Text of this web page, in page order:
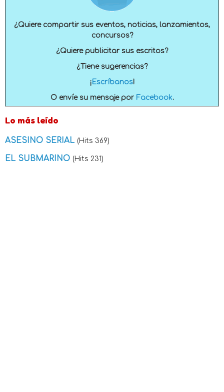
¿Quiere compartir sus eventos, noticias, lanzamientos,
concursos?
¿Quiere publicitar sus escritos?
¿Tiene sugerencias?
¡ Escríbanos!
O envíe su mensaje por Facebook.
Lo más leído
ASESINO SERIAL (Hits 369)
EL SUBMARINO (Hits 231)